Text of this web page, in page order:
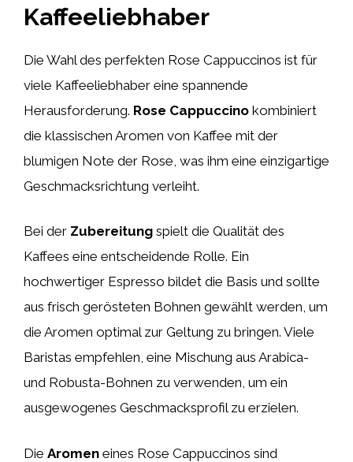
Kaffeeliebhaber
Die Wahl des perfekten Rose Cappuccinos ist für
viele Kaffeeliebhaber eine spannende
Herausforderung. Rose Cappuccino kombiniert
die klassischen Aromen von Kaffee mit der
blumigen Note der Rose, was ihm eine einzigartige
Geschmacksrichtung verleiht.
Bei der Zubereitung spielt die Qualität des
Kaffees eine entscheidende Rolle. Ein
hochwertiger Espresso bildet die Basis und sollte
aus frisch gerösteten Bohnen gewählt werden, um
die Aromen optimal zur Geltung zu bringen. Viele
Baristas empfehlen, eine Mischung aus Arabica-
und Robusta-Bohnen zu verwenden, um ein
ausgewogenes Geschmacksprofil zu erzielen.
Die Aromen eines Rose Cappuccinos sind